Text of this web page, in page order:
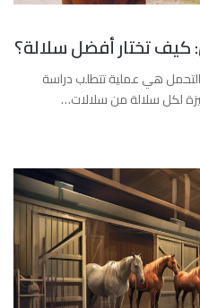
كيف تختار أفضل سلالة؟
هي عملية تتطلب دراسة
لكل سلالة من سلالات…